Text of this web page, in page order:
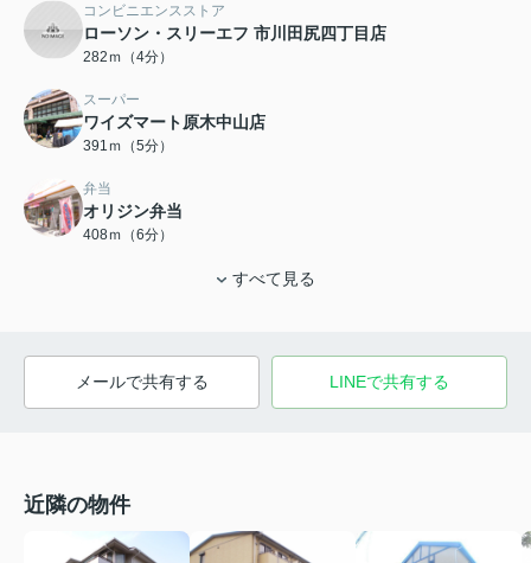
コンビニエンスストア
ローソン・スリーエフ 市川田尻四丁目店
282ｍ（4分）
スーパー
ワイズマート原木中山店
391ｍ（5分）
弁当
オリジン弁当
408ｍ（6分）
すべて見る
メールで共有する LINEで共有する
近隣の物件